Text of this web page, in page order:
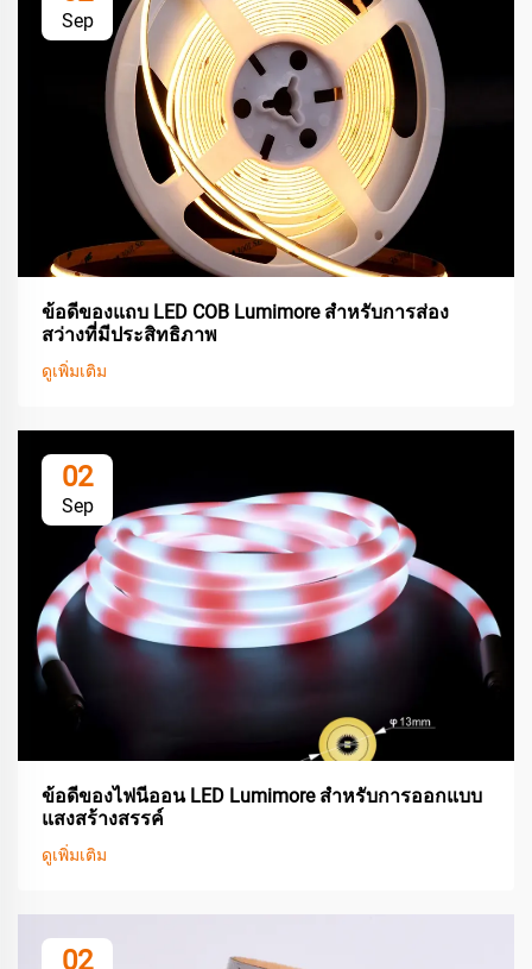
Sep
ข้อดีของแถบ LED COB Lumimore สำหรับการส่อง
สว่างที่มีประสิทธิภาพ
ดูเพิ่มเติม
02
Sep
ข้อดีของไฟนีออน LED Lumimore สำหรับการออกแบบ
แสงสร้างสรรค์
ดูเพิ่มเติม
02